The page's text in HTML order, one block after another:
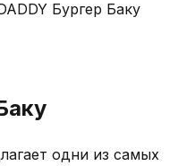
Бургер Баку
одни из самых